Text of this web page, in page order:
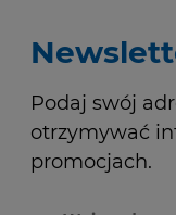
Podaj swój
otrzymywać
promocjach.